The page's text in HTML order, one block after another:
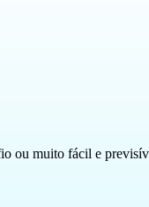
ou muito fácil e